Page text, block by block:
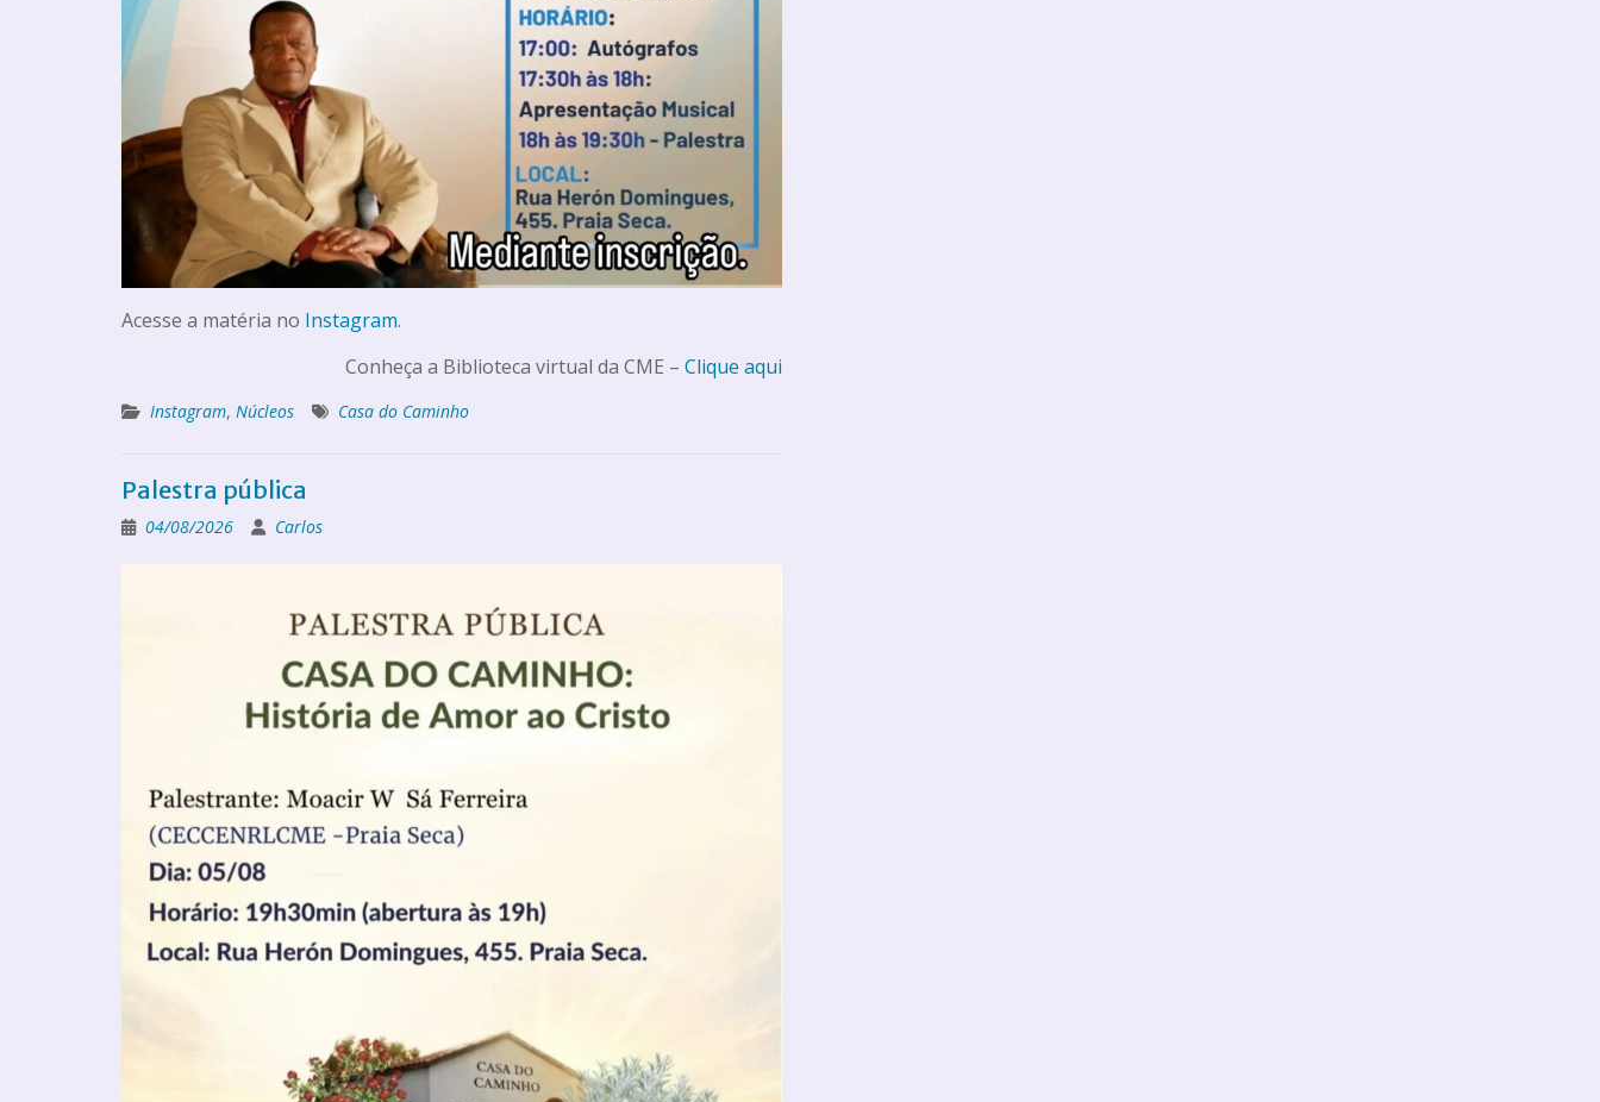
Acesse a matéria no Instagram.
Conheça a Biblioteca virtual da CME – Clique aqui
Instagram, Núcleos Casa do Caminho
Palestra pública
04/08/2026 Carlos